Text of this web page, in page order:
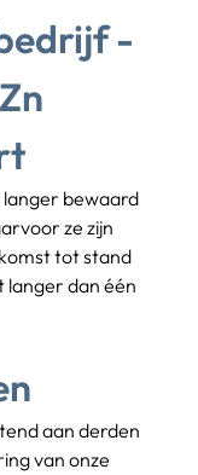
-
bewaard
ze zijn
tot stand
langer dan één
aan derden
van onze